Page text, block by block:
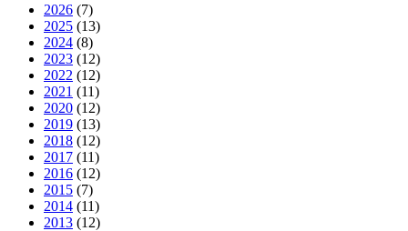
2026 (7)
2025 (13)
2024 (8)
2023 (12)
2022 (12)
2021 (11)
2020 (12)
2019 (13)
2018 (12)
2017 (11)
2016 (12)
2015 (7)
2014 (11)
2013 (12)